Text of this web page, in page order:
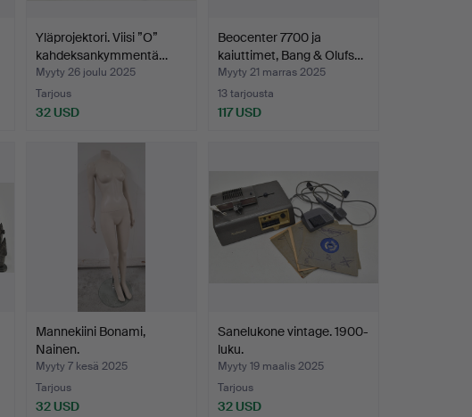
Yläprojektori. Viisi ”O”
kahdeksankymmentä…
Myyty 26 joulu 2025
Tarjous
32 USD
Beocenter 7700 ja
kaiuttimet, Bang & Olufs…
Myyty 21 marras 2025
13 tarjousta
117 USD
Mannekiini Bonami,
Nainen.
Myyty 7 kesä 2025
Tarjous
32 USD
Sanelukone vintage. 1900-
luku.
Myyty 19 maalis 2025
Tarjous
32 USD